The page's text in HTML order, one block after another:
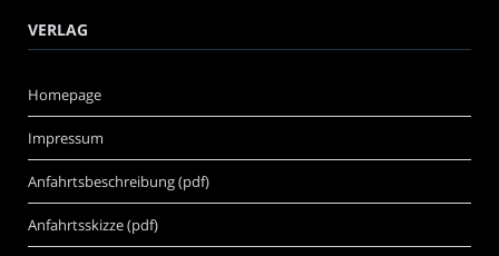
VERLAG
Homepage
Impressum
Anfahrtsbeschreibung (pdf)
Anfahrtsskizze (pdf)